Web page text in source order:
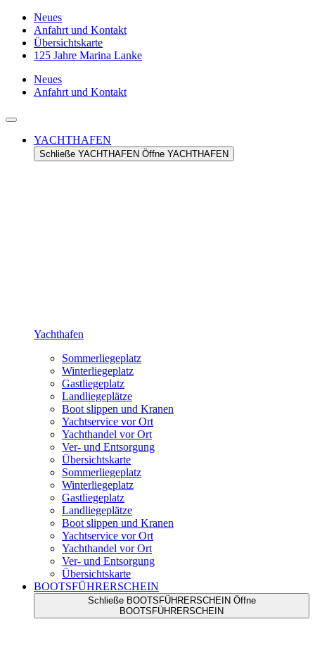
Zum
Inhalt
springen
Neues
Anfahrt und Kontakt
Übersichtskarte
125 Jahre Marina Lanke
Neues
Anfahrt und Kontakt
YACHTHAFEN
Schließe YACHTHAFEN Öffne YACHTHAFEN
Yachthafen
Sommerliegeplatz
Winterliegeplatz
Gastliegeplatz
Landliegeplätze
Boot slippen und Kranen
Yachtservice vor Ort
Yachthandel vor Ort
Ver- und Entsorgung
Übersichtskarte
Sommerliegeplatz
Winterliegeplatz
Gastliegeplatz
Landliegeplätze
Boot slippen und Kranen
Yachtservice vor Ort
Yachthandel vor Ort
Ver- und Entsorgung
Übersichtskarte
BOOTSFÜHRERSCHEIN
Schließe BOOTSFÜHRERSCHEIN Öffne
BOOTSFÜHRERSCHEIN